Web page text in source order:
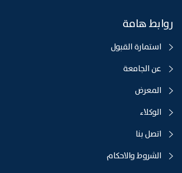
روابط هامة
استمارة القبول
عن الجامعة
المعرض
الوكلاء
اتصل بنا
الشروط والاحكام